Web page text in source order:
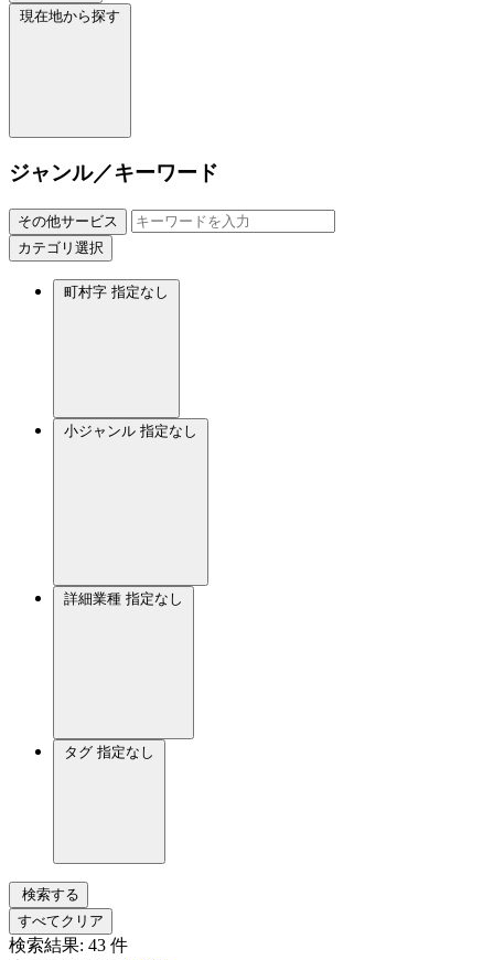
現在地から探す
ジャンル／キーワード
その他サービス
カテゴリ選択
町村字 指定なし
小ジャンル 指定なし
詳細業種 指定なし
タグ 指定なし
検索する
すべてクリア
検索結果: 43 件